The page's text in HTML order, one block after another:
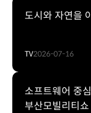
도시와 자연을
TV2026-07-16
소프트웨어 중
부산모빌리티쇼